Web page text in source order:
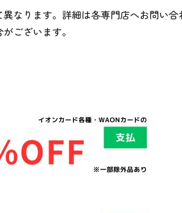
なります。詳細は各専門店へお問い合
ございます。